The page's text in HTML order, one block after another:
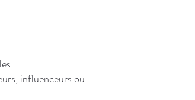
influenceurs ou